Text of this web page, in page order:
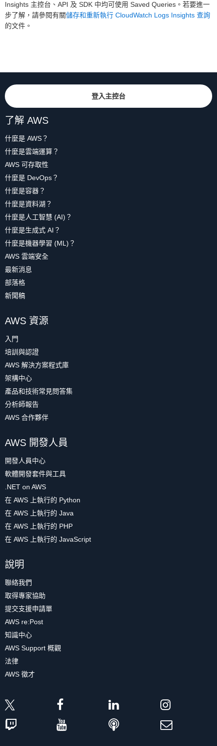
Insights 主控台、API 及 SDK 中均可使用 Saved Queries。若要進一
步了解，請參閱有關儲存和重新執行 CloudWatch Logs Insights 查詢
的文件。
登入主控台
了解 AWS
什麼是 AWS？
什麼是雲端運算？
AWS 可存取性
什麼是 DevOps？
什麼是容器？
什麼是資料湖？
什麼是人工智慧 (AI)？
什麼是生成式 AI？
什麼是機器學習 (ML)？
AWS 雲端安全
最新消息
部落格
新聞稿
AWS 資源
入門
培訓與認證
AWS 解決方案程式庫
架構中心
產品和技術常見問答集
分析師報告
AWS 合作夥伴
AWS 開發人員
開發人員中心
軟體開發套件與工具
.NET on AWS
在 AWS 上執行的 Python
在 AWS 上執行的 Java
在 AWS 上執行的 PHP
在 AWS 上執行的 JavaScript
說明
聯絡我們
取得專家協助
提交支援申請單
AWS re:Post
知識中心
AWS Support 概觀
法律
AWS 徵才